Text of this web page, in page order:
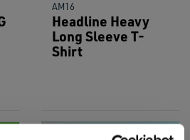
AM16
Headline Heavy
Long Sleeve T-
Shirt